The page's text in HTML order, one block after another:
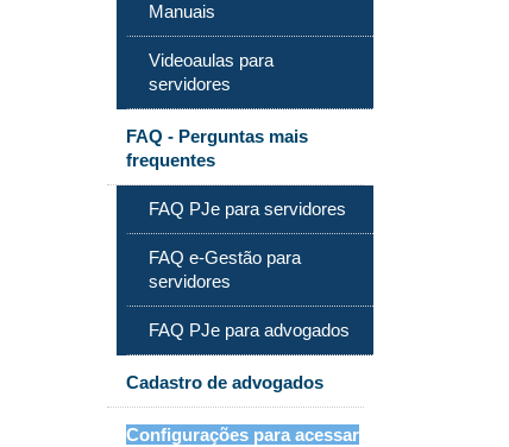
Manuais
Videoaulas para
servidores
FAQ - Perguntas mais
frequentes
FAQ PJe para servidores
FAQ e-Gestão para
servidores
FAQ PJe para advogados
Cadastro de advogados
Configurações para acessar